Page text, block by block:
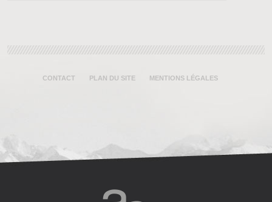
CONTACT PLAN DU SITE MENTIONS LÉGALES